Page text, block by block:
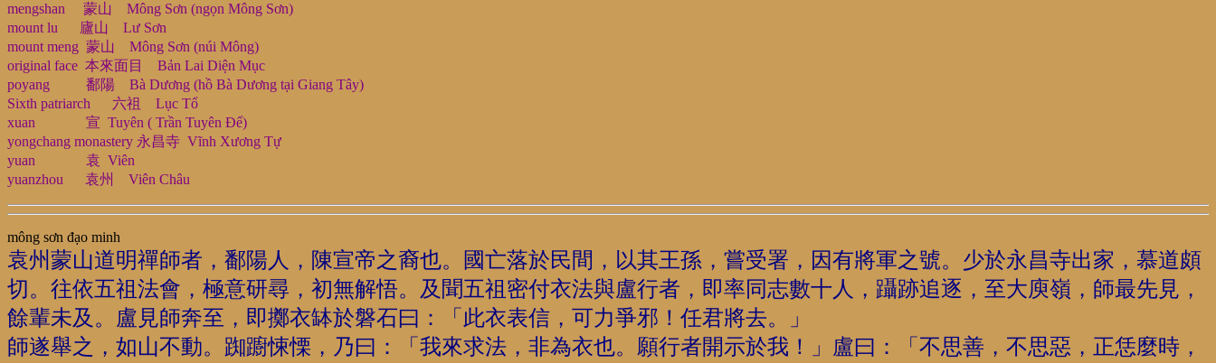
mengshan 蒙山 Mông Sơn (ngọn Mông Sơn)
mount lu 廬山 Lư Sơn
mount meng 蒙山 Mông Sơn (núi Mông)
original face 本來面目 Bản Lai Diện Mục
poyang 鄱陽 Bà Dương (hồ Bà Dương tại Giang Tây)
Sixth patriarch 六祖 Lục Tổ
xuan 宣 Tuyên ( Trần Tuyên Đế)
yongchang monastery 永昌寺 Vĩnh Xương Tự
yuan 袁 Viên
yuanzhou 袁州 Viên Châu
mông sơn đạo minh
袁州蒙山道明禪師者，鄱陽人，陳宣帝之裔也。國亡落於民間，以其王孫，嘗受署，因有將軍之號。少於永昌寺出家，慕道頗
切。往依五祖法會，極意研尋，初無解悟。及聞五祖密付衣法與盧行者，即率同志數十人，躡跡追逐，至大庾嶺，師最先見，
餘輩未及。盧見師奔至，即擲衣缽於磐石曰：「此衣表信，可力爭邪！任君將去。」
師遂舉之，如山不動。踟躕悚慄，乃曰：「我來求法，非為衣也。願行者開示於我！」盧曰：「不思善，不思惡，正恁麼時，